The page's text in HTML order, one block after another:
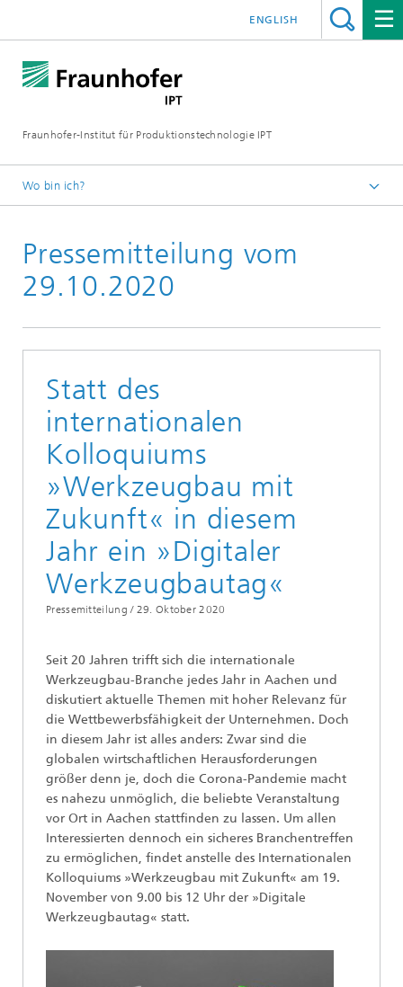
Fraunhofer-Institut für Produktionstechnologie IPT
ENGLISH
Wo bin ich?
Aktuelle Pressemitteilungen
Pressemitteilung vom
29.10.2020
Statt des
internationalen
Kolloquiums
»Werkzeugbau mit
Zukunft« in diesem
Jahr ein »Digitaler
Werkzeugbautag«
Pressemitteilung / 29. Oktober 2020
Seit 20 Jahren trifft sich die internationale
Werkzeugbau-Branche jedes Jahr in Aachen und
diskutiert aktuelle Themen mit hoher Relevanz für
die Wettbewerbsfähigkeit der Unternehmen. Doch
in diesem Jahr ist alles anders: Zwar sind die
globalen wirtschaftlichen Herausforderungen
größer denn je, doch die Corona-Pandemie macht
es nahezu unmöglich, die beliebte Veranstaltung
vor Ort in Aachen stattfinden zu lassen. Um allen
Interessierten dennoch ein sicheres Branchentreffen
zu ermöglichen, findet anstelle des Internationalen
Kolloquiums »Werkzeugbau mit Zukunft« am 19.
November von 9.00 bis 12 Uhr der »Digitale
Werkzeugbautag« statt.